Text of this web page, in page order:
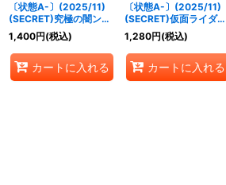
〔状態A-〕(2025/11)
(SECRET)究極の闇ン・
ダグバ・ゼバ【M-
SEC】{CB34-030}
《紫》
1,400円(税込)
カートに入れる
〔状態A-〕(2025/11)
(SECRET)仮面ライダー
デルタ[3]【R-SEC】
{CB34-002}《赤》
1,280円(税込)
カートに入れる